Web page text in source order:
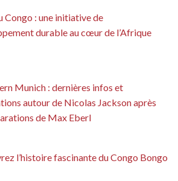
Congo : une initiative de
durable au cœur de l’Afrique
Munich : dernières infos et
autour de Nicolas Jackson après
de Max Eberl
l’histoire fascinante du Congo Bongo